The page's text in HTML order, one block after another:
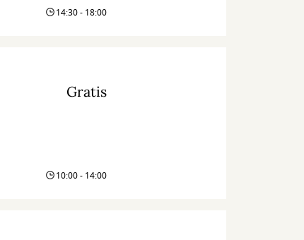
14:30 - 18:00
Gratis
10:00 - 14:00